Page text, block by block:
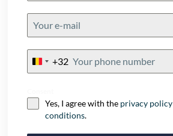
Belgium
+32
Yes, I agree with the privacy policy
conditions.